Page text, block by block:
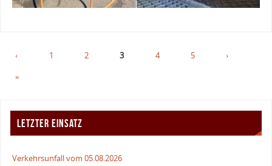
‹ 1 2 3 4 5 ›
»
LETZTER EINSATZ
Verkehrsunfall vom 05.08.2026